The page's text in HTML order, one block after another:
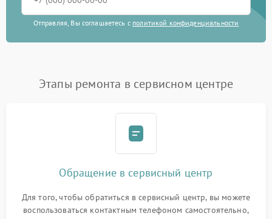
Отправляя, Вы соглашаетесь с политикой конфиденциальности
Этапы ремонта в сервисном центре
Обращение в сервисный центр
Для того, чтобы обратиться в сервисный центр, вы можете
воспользоваться контактным телефоном самостоятельно,